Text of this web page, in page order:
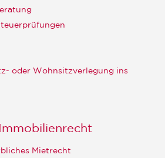
oder Wohnsitzverlegung ins
Mietrecht